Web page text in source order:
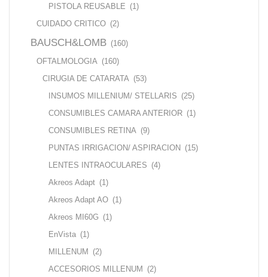
PISTOLA REUSABLE (1)
CUIDADO CRITICO (2)
BAUSCH&LOMB (160)
OFTALMOLOGIA (160)
CIRUGIA DE CATARATA (53)
INSUMOS MILLENIUM/ STELLARIS (25)
CONSUMIBLES CAMARA ANTERIOR (1)
CONSUMIBLES RETINA (9)
PUNTAS IRRIGACION/ ASPIRACION (15)
LENTES INTRAOCULARES (4)
Akreos Adapt (1)
Akreos Adapt AO (1)
Akreos MI60G (1)
EnVista (1)
MILLENUM (2)
ACCESORIOS MILLENUM (2)